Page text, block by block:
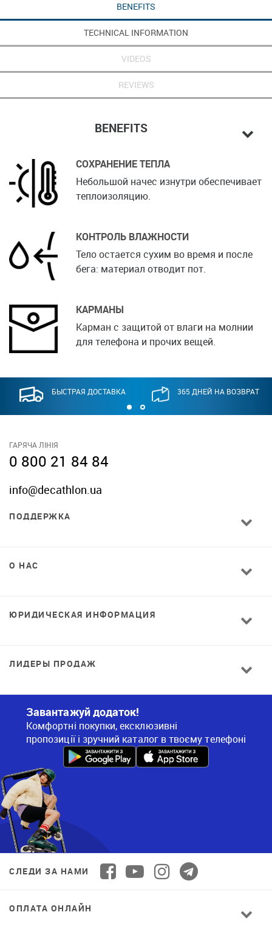
BENEFITS
TECHNICAL INFORMATION
VIDEOS
REVIEWS
BENEFITS
СОХРАНЕНИЕ ТЕПЛА
Небольшой начес изнутри обеспечивает
теплоизоляцию.
КОНТРОЛЬ ВЛАЖНОСТИ
Тело остается сухим во время и после
бега: материал отводит пот.
КАРМАНЫ
Карман с защитой от влаги на молнии
для телефона и прочих вещей.
БЫСТРАЯ ДОСТАВКА 365 ДНЕЙ НА ВОЗВРАТ
ГАРЯЧА ЛІНІЯ
0 800 21 84 84
info@decathlon.ua
ПОДДЕРЖКА
О НАС
ЮРИДИЧЕСКАЯ ИНФОРМАЦИЯ
ЛИДЕРЫ ПРОДАЖ
Завантажуй додаток!
Комфортні покупки, ексклюзивні
пропозиції і зручний каталог в твоєму телефоні
СЛЕДИ ЗА НАМИ
ОПЛАТА ОНЛАЙН